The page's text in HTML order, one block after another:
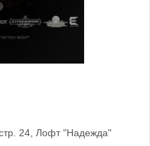
24, Лофт "Надежда"